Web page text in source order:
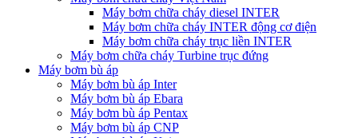
Máy bơm chữa cháy diesel INTER
Máy bơm chữa cháy INTER động cơ điện
Máy bơm chữa cháy trục liền INTER
Máy bơm chữa cháy Turbine trục đứng
Máy bơm bù áp
Máy bơm bù áp Inter
Máy bơm bù áp Ebara
Máy bơm bù áp Pentax
Máy bơm bù áp CNP